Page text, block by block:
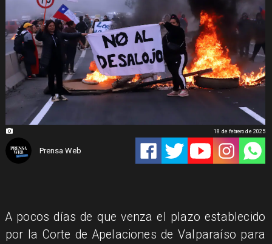
Prensa Web
18 de febrero de 2025
A pocos días de que venza el plazo establecido
por la Corte de Apelaciones de Valparaíso para